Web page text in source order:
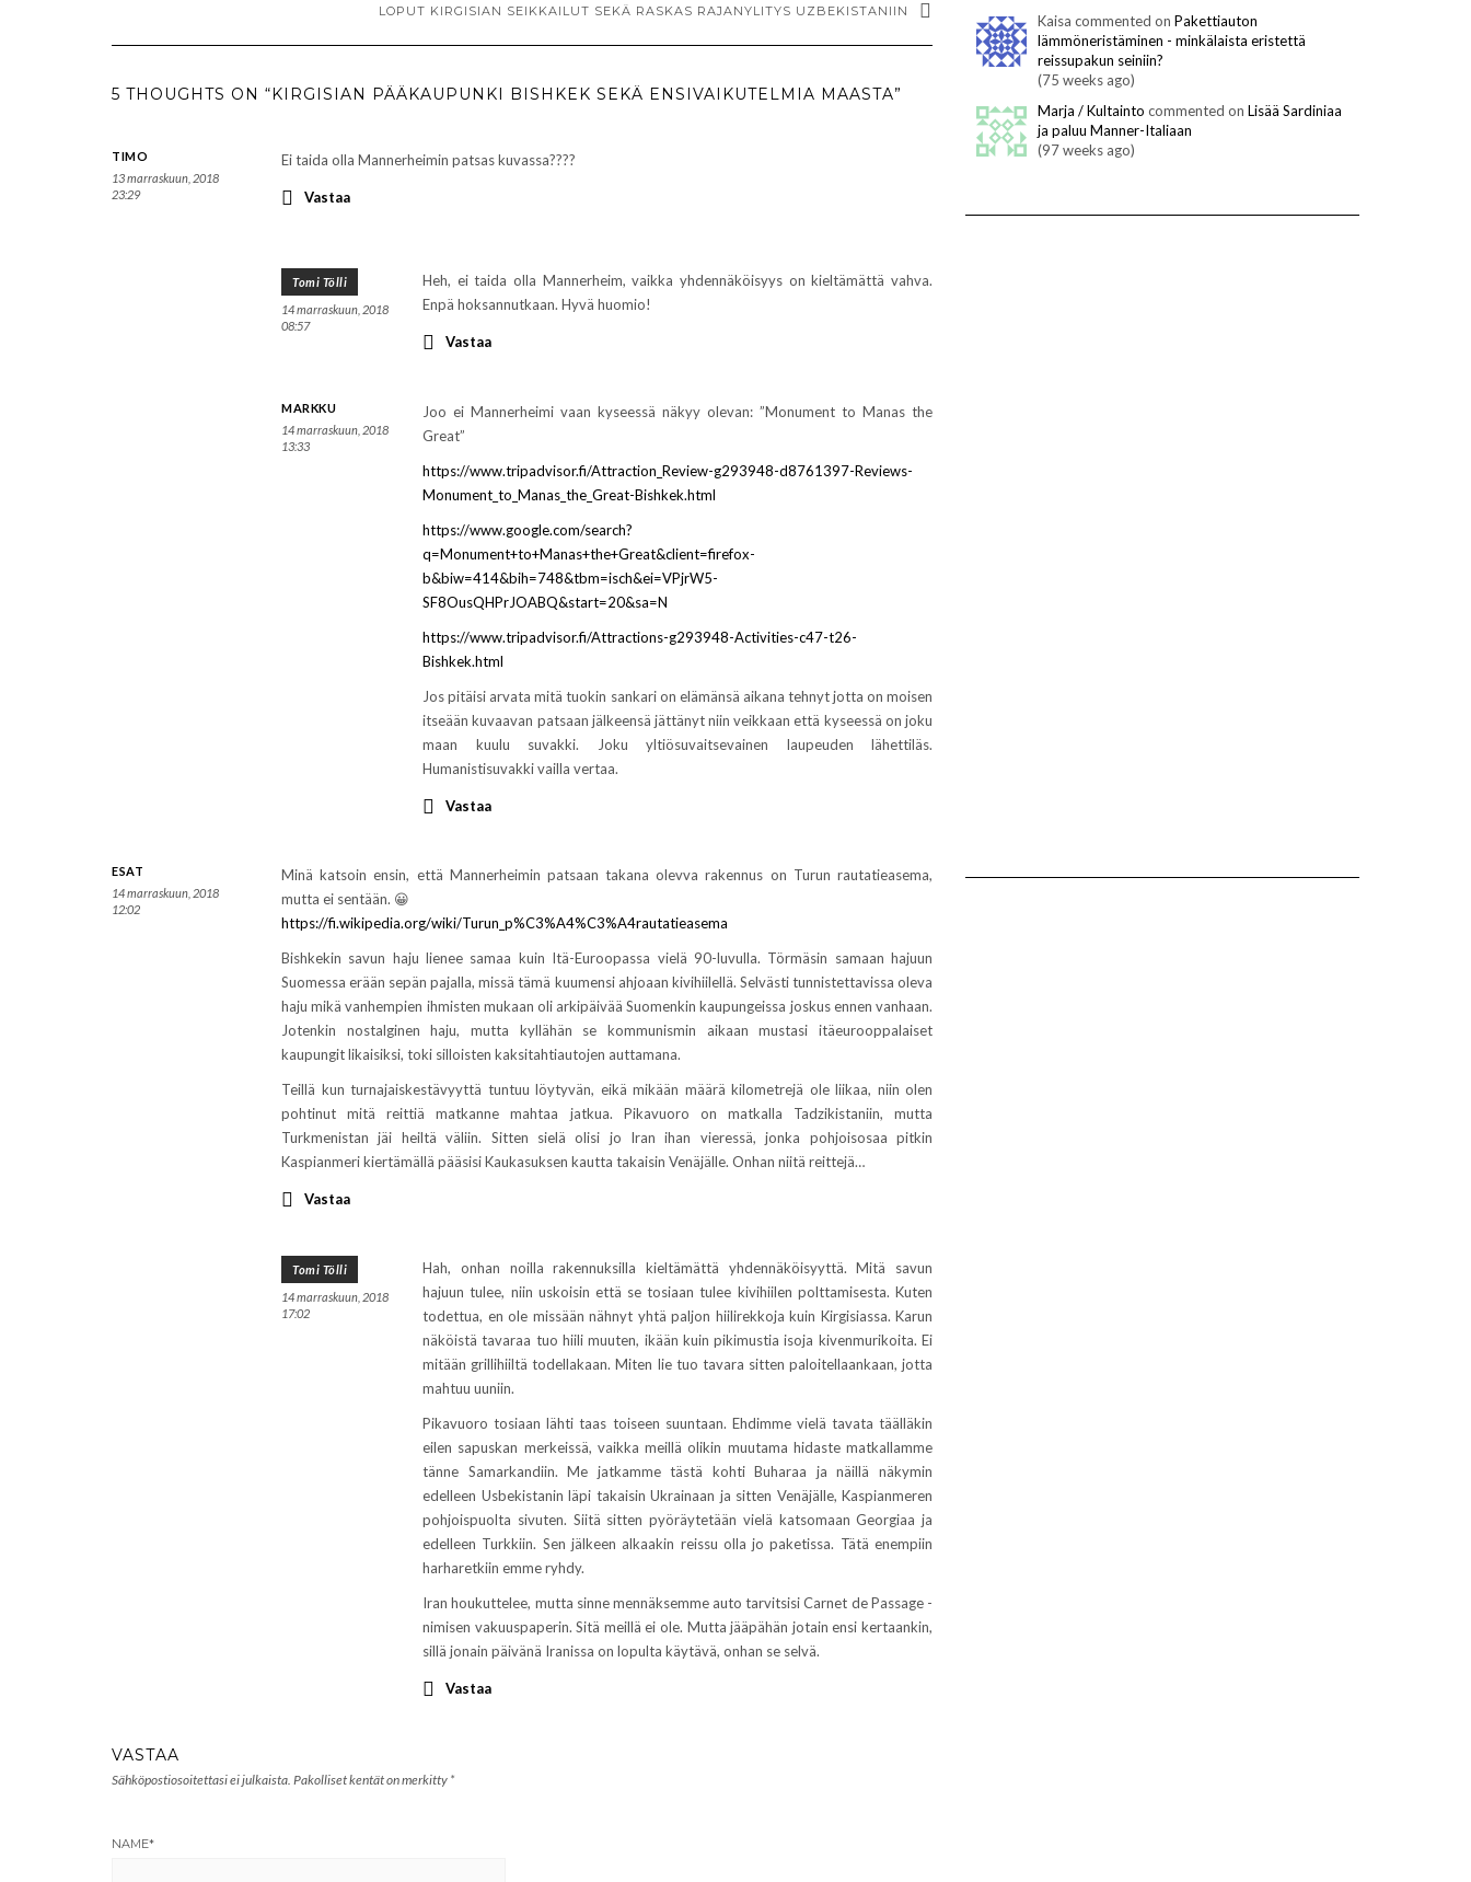
LOPUT KIRGISIAN SEIKKAILUT SEKÄ RASKAS RAJANYLITYS UZBEKISTANIIN
5 THOUGHTS ON “KIRGISIAN PÄÄKAUPUNKI BISHKEK SEKÄ ENSIVAIKUTELMIA MAASTA”
TIMO
13 marraskuun, 2018
23:29
Ei taida olla Mannerheimin patsas kuvassa????
Vastaa
Tomi Tölli
14 marraskuun, 2018
08:57
Heh, ei taida olla Mannerheim, vaikka yhdennäköisyys on kieltämättä vahva.
Enpä hoksannutkaan. Hyvä huomio!
Vastaa
MARKKU
14 marraskuun, 2018
13:33
Joo ei Mannerheimi vaan kyseessä näkyy olevan: ”Monument to Manas the
Great”
https://www.tripadvisor.fi/Attraction_Review-g293948-d8761397-Reviews-
Monument_to_Manas_the_Great-Bishkek.html
https://www.google.com/search?
q=Monument+to+Manas+the+Great&client=firefox-
b&biw=414&bih=748&tbm=isch&ei=VPjrW5-
SF8OusQHPrJOABQ&start=20&sa=N
https://www.tripadvisor.fi/Attractions-g293948-Activities-c47-t26-
Bishkek.html
Jos pitäisi arvata mitä tuokin sankari on elämänsä aikana tehnyt jotta on moisen
itseään kuvaavan patsaan jälkeensä jättänyt niin veikkaan että kyseessä on joku
maan kuulu suvakki. Joku yltiösuvaitsevainen laupeuden lähettiläs.
Humanistisuvakki vailla vertaa.
Vastaa
ESAT
14 marraskuun, 2018
12:02
Minä katsoin ensin, että Mannerheimin patsaan takana olevva rakennus on Turun rautatieasema,
mutta ei sentään. 😀
https://fi.wikipedia.org/wiki/Turun_p%C3%A4%C3%A4rautatieasema
Bishkekin savun haju lienee samaa kuin Itä-Euroopassa vielä 90-luvulla. Törmäsin samaan hajuun
Suomessa erään sepän pajalla, missä tämä kuumensi ahjoaan kivihiilellä. Selvästi tunnistettavissa oleva
haju mikä vanhempien ihmisten mukaan oli arkipäivää Suomenkin kaupungeissa joskus ennen vanhaan.
Jotenkin nostalginen haju, mutta kyllähän se kommunismin aikaan mustasi itäeurooppalaiset
kaupungit likaisiksi, toki silloisten kaksitahtiautojen auttamana.
Teillä kun turnajaiskestävyyttä tuntuu löytyvän, eikä mikään määrä kilometrejä ole liikaa, niin olen
pohtinut mitä reittiä matkanne mahtaa jatkua. Pikavuoro on matkalla Tadzikistaniin, mutta
Turkmenistan jäi heiltä väliin. Sitten sielä olisi jo Iran ihan vieressä, jonka pohjoisosaa pitkin
Kaspianmeri kiertämällä pääsisi Kaukasuksen kautta takaisin Venäjälle. Onhan niitä reittejä…
Vastaa
Tomi Tölli
14 marraskuun, 2018
17:02
Hah, onhan noilla rakennuksilla kieltämättä yhdennäköisyyttä. Mitä savun
hajuun tulee, niin uskoisin että se tosiaan tulee kivihiilen polttamisesta. Kuten
todettua, en ole missään nähnyt yhtä paljon hiilirekkoja kuin Kirgisiassa. Karun
näköistä tavaraa tuo hiili muuten, ikään kuin pikimustia isoja kivenmurikoita. Ei
mitään grillihiiltä todellakaan. Miten lie tuo tavara sitten paloitellaankaan, jotta
mahtuu uuniin.
Pikavuoro tosiaan lähti taas toiseen suuntaan. Ehdimme vielä tavata täälläkin
eilen sapuskan merkeissä, vaikka meillä olikin muutama hidaste matkallamme
tänne Samarkandiin. Me jatkamme tästä kohti Buharaa ja näillä näkymin
edelleen Usbekistanin läpi takaisin Ukrainaan ja sitten Venäjälle, Kaspianmeren
pohjoispuolta sivuten. Siitä sitten pyöräytetään vielä katsomaan Georgiaa ja
edelleen Turkkiin. Sen jälkeen alkaakin reissu olla jo paketissa. Tätä enempiin
harharetkiin emme ryhdy.
Iran houkuttelee, mutta sinne mennäksemme auto tarvitsisi Carnet de Passage -
nimisen vakuuspaperin. Sitä meillä ei ole. Mutta jääpähän jotain ensi kertaankin,
sillä jonain päivänä Iranissa on lopulta käytävä, onhan se selvä.
Vastaa
VASTAA
Sähköpostiosoitettasi ei julkaista. Pakolliset kentät on merkitty *
NAME*
Kaisa commented on Pakettiauton
lämmöneristäminen - minkälaista eristettä
reissupakun seiniin?
(75 weeks ago)
Marja / Kultainto commented on Lisää Sardiniaa
ja paluu Manner-Italiaan
(97 weeks ago)